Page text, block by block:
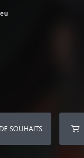
SOUHAITS